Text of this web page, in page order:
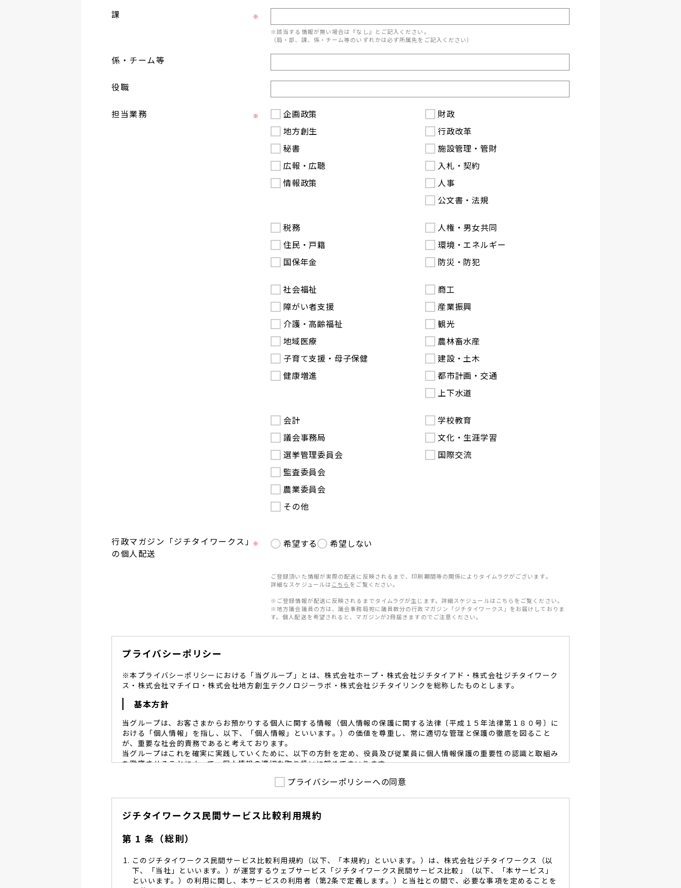
課
※
※該当する情報が無い場合は『なし』とご記入ください。
（局・部、課、係・チーム等のいずれかは必ず所属先をご記入ください）
係・チーム等
役職
担当業務 ※
企画政策
地方創生
秘書
広報・広聴
情報政策
財政
行政改革
施設管理・管財
入札・契約
人事
公文書・法規
税務
住民・戸籍
国保年金
人権・男女共同
環境・エネルギー
防災・防犯
社会福祉
障がい者支援
介護・高齢福祉
地域医療
子育て支援・母子保健
健康増進
商工
産業振興
観光
農林畜水産
建設・土木
都市計画・交通
上下水道
会計
議会事務局
選挙管理委員会
監査委員会
農業委員会
その他
学校教育
文化・生涯学習
国際交流
行政マガジン「ジチタイワークス」
の個人配送
※ 希望する 希望しない
ご登録頂いた情報が実際の配送に反映されるまで、印刷期間等の関係によりタイムラグがございます。
詳細なスケジュールは こちら をご覧ください。
※ご登録情報が配送に反映されるまでタイムラグが生じます。詳細スケジュールはこちらをご覧ください。
※地方議会議員の方は、議会事務局宛に議員数分の行政マガジン「ジチタイワークス」をお届けしておりま
す。個人配送を希望されると、マガジンが2冊届きますのでご注意ください。
プライバシーポリシー
※本プライバシーポリシーにおける「当グループ」とは、株式会社ホープ・株式会社ジチタイアド・株式会社ジチタイワーク
ス・株式会社マチイロ・株式会社地方創生テクノロジーラボ・株式会社ジチタイリンクを総称したものとします。
基本方針
当グループは、お客さまからお預かりする個人に関する情報（個人情報の保護に関する法律〔平成１５年法律第１８０号〕に
おける「個人情報」を指し、以下、「個人情報」といいます。）の価値を尊重し、常に適切な管理と保護の徹底を図ること
が、重要な社会的責務であると考えております。
当グループはこれを確実に実践していくために、以下の方針を定め、役員及び従業員に個人情報保護の重要性の認識と取組み
を徹底させることによって、個人情報の適切な取り扱いに努めてまいります。
当グループは、個人情報保護に係る法令その他の規範を遵守するとともに、本ポリシーの内容を適宜見直し、その改善と
個人情報保護に努めます。
し、同意を得た必要な範囲内で適切な取得、利用目的の範囲内で利用を致します。
管理を求め、委託先を監督致します。
当グループは、お預かりする個人情報を正確かつ安全に保つとともに、不正アクセス・紛失・破壊・改竄・漏洩等に対す
る予防並びに是正の為、社内規程を整備し、必要かつ適切な措置を講じます。
当グループは、個人情報保護に関する社内のマネジメントシステムを定め、組織体制を整備し、役員及び従業員に徹底致
します。
プライバシーポリシーへの同意
ジチタイワークス民間サービス比較利用規約
第 1 条（総則）
このジチタイワークス民間サービス比較利用規約（以下、「本規約」といいます。）は、株式会社ジチタイワークス（以
下、「当社」といいます。）が運営するウェブサービス「ジチタイワークス民間サービス比較」（以下、「本サービス」
といいます。）の利用に関し、本サービスの利用者（第2条で定義します。）と当社との間で、必要な事項を定めることを